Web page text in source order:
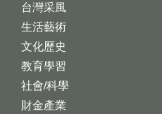
台灣采風
生活藝術
文化歷史
教育學習
社會/科學
財金產業